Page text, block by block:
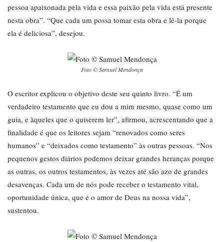
pessoa apaixonada pela vida e essa paixão pela vida está presente
nesta obra”. “Que cada um possa tomar esta obra e lê-la porque
ela é deliciosa”, desejou.
Foto © Samuel Mendonça
O escritor explicou o objetivo deste seu quinto livro. “É um
verdadeiro testamento que eu dou a mim mesmo, quase como um
guia, e àqueles que o quiserem ler”, afirmou, acrescentando que a
finalidade é que os leitores sejam “renovados como seres
humanos” e “deixados como testamento” às outras pessoas. “Nos
pequenos gestos diários podemos deixar grandes heranças porque
as outras, os outros testamentos, às vezes até são azo de grandes
desavenças. Cada um de nós pode receber o testamento vital,
oportunidade única, que é o amor de Deus na nossa vida”,
sustentou.